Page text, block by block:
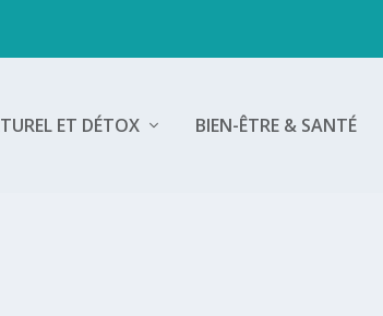
ET DÉTOX BIEN-ÊTRE & SANTÉ